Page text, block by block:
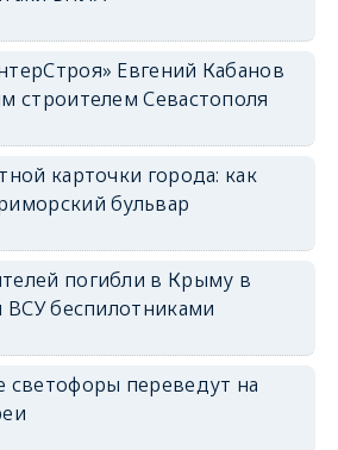
Евгений Кабанов
строителем Севастополя
карточки города: как
бульвар
погибли в Крыму в
ВСУ беспилотниками
светофоры переведут на